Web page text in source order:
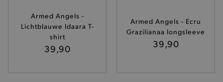
Armed Angels -
Lichtblauwe Idaara T-
shirt
39,90
Armed Angels - Ecru
Grazilianaa longsleeve
39,90
Basis cookies